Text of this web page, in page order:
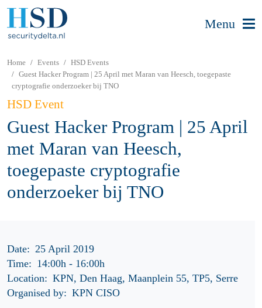
Menu
Home Events
HSD Events
Guest Hacker Program | 25 April met Maran van Heesch, toegepaste
cryptografie onderzoeker bij TNO
HSD Event
Guest Hacker Program | 25 April
met Maran van Heesch,
toegepaste cryptografie
onderzoeker bij TNO
Date: 25 April 2019
Time: 14:00h- 16:00h
Location: KPN, Den Haag, Maanplein 55, TP5, Serre
Organised by: KPN CISO